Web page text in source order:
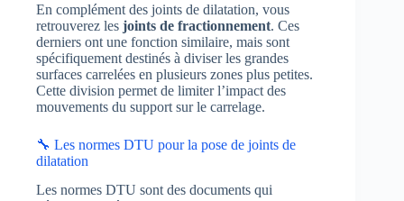
En complément des joints de dilatation, vous
retrouverez les joints de fractionnement. Ces
derniers ont une fonction similaire, mais sont
spécifiquement destinés à diviser les grandes
surfaces carrelées en plusieurs zones plus petites.
Cette division permet de limiter l’impact des
mouvements du support sur le carrelage.
🔧 Les normes DTU pour la pose de joints de
dilatation
Les normes DTU sont des documents qui